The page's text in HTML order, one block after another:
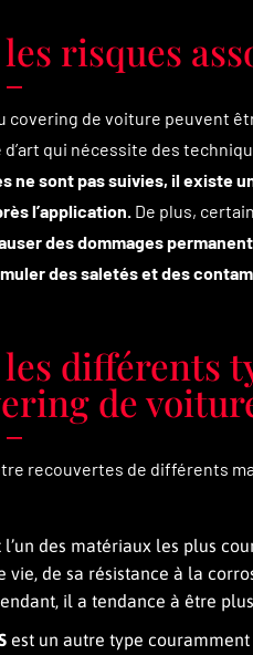
risques
covering de voiture peuvent
qui nécessite des
ne sont pas suivies, il existe
l’application. De plus,
des dommages
des saletés et des
différents
de
recouvertes de différents
l’un des matériaux les plus
vie, de sa résistance à la
il a tendance à être
est un autre type